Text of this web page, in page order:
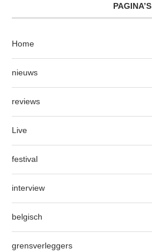
PAGINA’S
Home
nieuws
reviews
Live
festival
interview
belgisch
grensverleggers